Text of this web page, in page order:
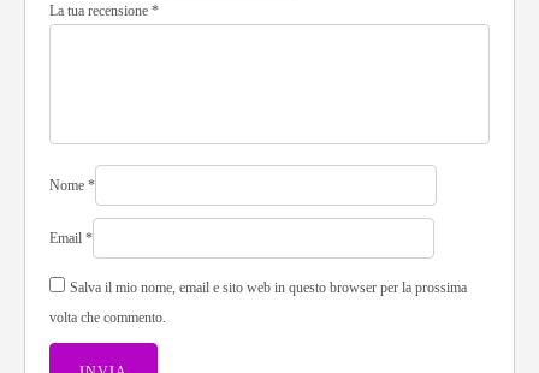
La tua recensione *
Nome *
Email *
Salva il mio nome, email e sito web in questo browser per la prossima
volta che commento.